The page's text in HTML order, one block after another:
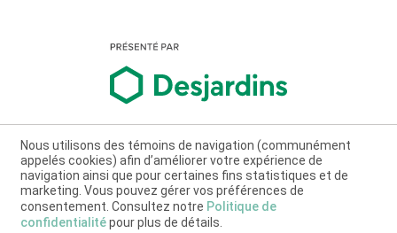
Nous utilisons des témoins de navigation (communément
appelés cookies) afin d’améliorer votre expérience de
navigation ainsi que pour certaines fins statistiques et de
marketing. Vous pouvez gérer vos préférences de
consentement. Consultez notre Politique de
confidentialitépour plus de détails.